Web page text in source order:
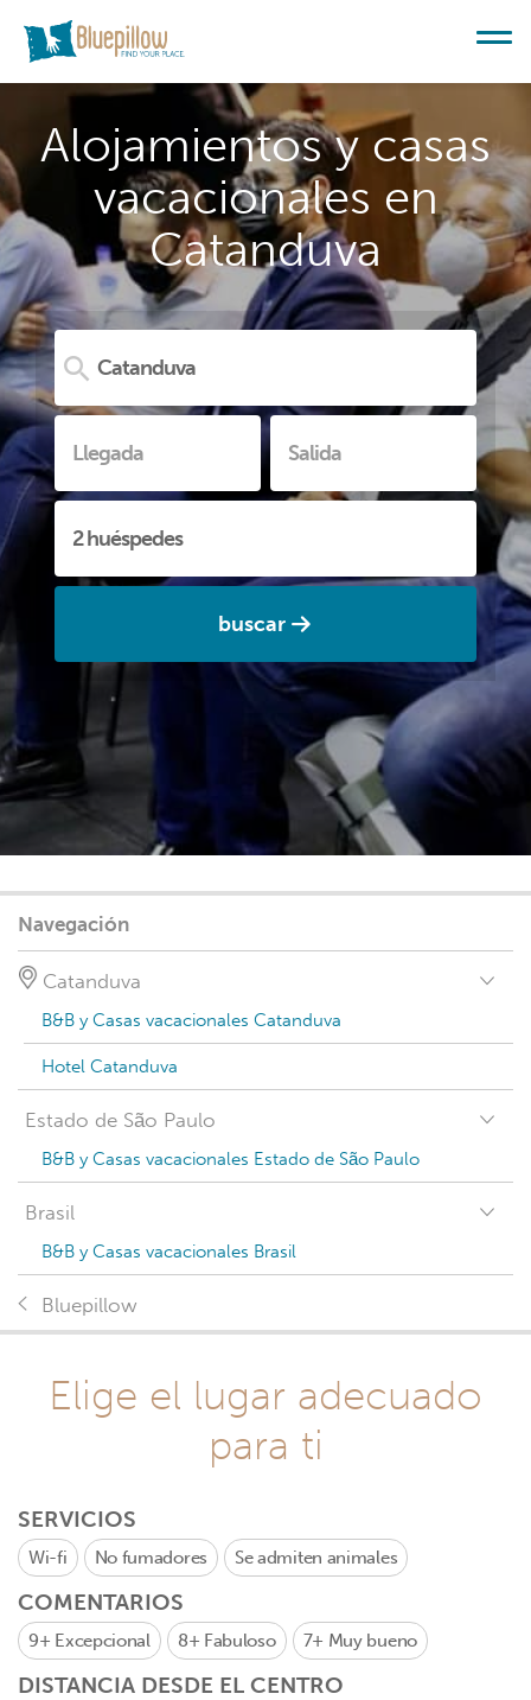
Alojamientos y casas
vacacionales en
Catanduva
buscar
Navegación
Catanduva
B&B y Casas vacacionales Catanduva
Hotel Catanduva
Estado de São Paulo
B&B y Casas vacacionales Estado de São Paulo
Brasil
B&B y Casas vacacionales Brasil
Bluepillow
Elige el lugar adecuado
para ti
SERVICIOS
Wi-fi No fumadores Se admiten animales
COMENTARIOS
9+ Excepcional 8+ Fabuloso 7+ Muy bueno
DISTANCIA DESDE EL CENTRO